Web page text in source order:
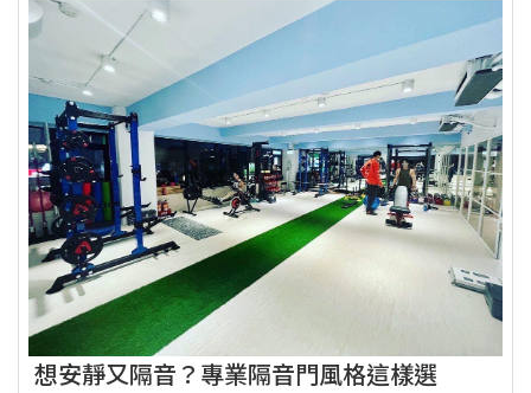
想安靜又隔音？專業隔音門風格這樣選